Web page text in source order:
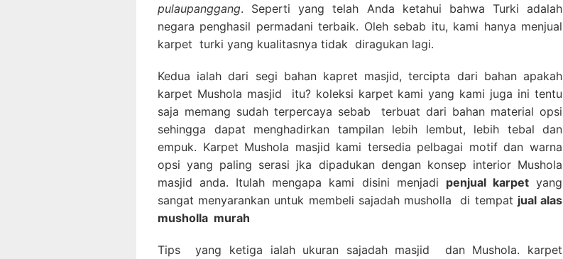
pulaupanggang. Seperti yang telah Anda ketahui bahwa Turki adalah
negara penghasil permadani terbaik. Oleh sebab itu, kami hanya menjual
karpet turki yang kualitasnya tidak diragukan lagi.
Kedua ialah dari segi bahan kapret masjid, tercipta dari bahan apakah
karpet Mushola masjid itu? koleksi karpet kami yang kami juga ini tentu
saja memang sudah terpercaya sebab terbuat dari bahan material opsi
sehingga dapat menghadirkan tampilan lebih lembut, lebih tebal dan
empuk. Karpet Mushola masjid kami tersedia pelbagai motif dan warna
opsi yang paling serasi jka dipadukan dengan konsep interior Mushola
masjid anda. Itulah mengapa kami disini menjadi penjual karpetyang
sangat menyarankan untuk membeli sajadah musholla di tempat jual alas
musholla murah
Tips yang ketiga ialah ukuran sajadah masjid dan Mushola. karpet